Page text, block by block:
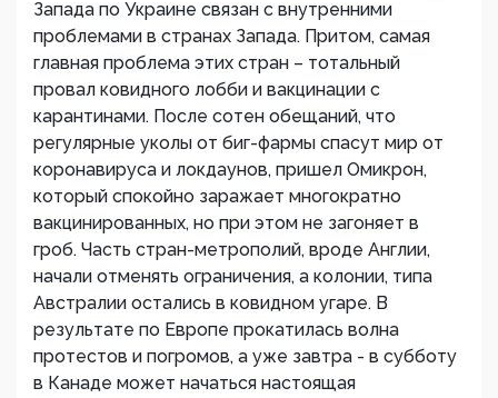
Запада по Украине связан с внутренними
проблемами в странах Запада. Притом, самая
главная проблема этих стран – тотальный
провал ковидного лобби и вакцинации с
карантинами. После сотен обещаний, что
регулярные уколы от биг-фармы спасут мир от
коронавируса и локдаунов, пришел Омикрон,
который спокойно заражает многократно
вакцинированных, но при этом не загоняет в
гроб. Часть стран-метрополий, вроде Англии,
начали отменять ограничения, а колонии, типа
Австралии остались в ковидном угаре. В
результате по Европе прокатилась волна
протестов и погромов, а уже завтра - в субботу
в Канаде может начаться настоящая